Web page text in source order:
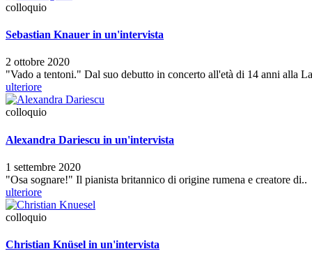
colloquio
Sebastian Knauer in un'intervista
2 ottobre 2020
"Vado a tentoni." Dal suo debutto in concerto all'età di 14 anni alla
ulteriore
colloquio
Alexandra Dariescu in un'intervista
1 settembre 2020
"Osa sognare!" Il pianista britannico di origine rumena e creatore di..
ulteriore
colloquio
Christian Knüsel in un'intervista